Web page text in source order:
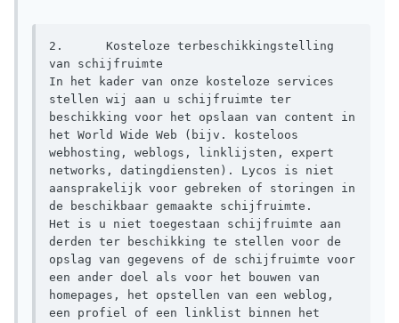
2.	Kosteloze terbeschikkingstelling
van schijfruimte
In het kader van onze kosteloze services
stellen wij aan u schijfruimte ter
beschikking voor het opslaan van content in
het World Wide Web (bijv. kosteloos
webhosting, weblogs, linklijsten, expert
networks, datingdiensten). Lycos is niet
aansprakelijk voor gebreken of storingen in
de beschikbaar gemaakte schijfruimte.
Het is u niet toegestaan schijfruimte aan
derden ter beschikking te stellen voor de
opslag van gegevens of de schijfruimte voor
een ander doel als voor het bouwen van
homepages, het opstellen van een weblog,
een profiel of een linklist binnen het